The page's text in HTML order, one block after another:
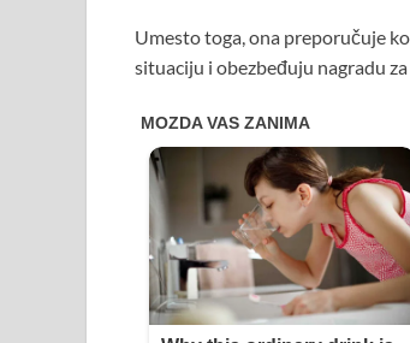
Umesto toga, ona preporučuje
situaciju i obezbeđuju nagradu